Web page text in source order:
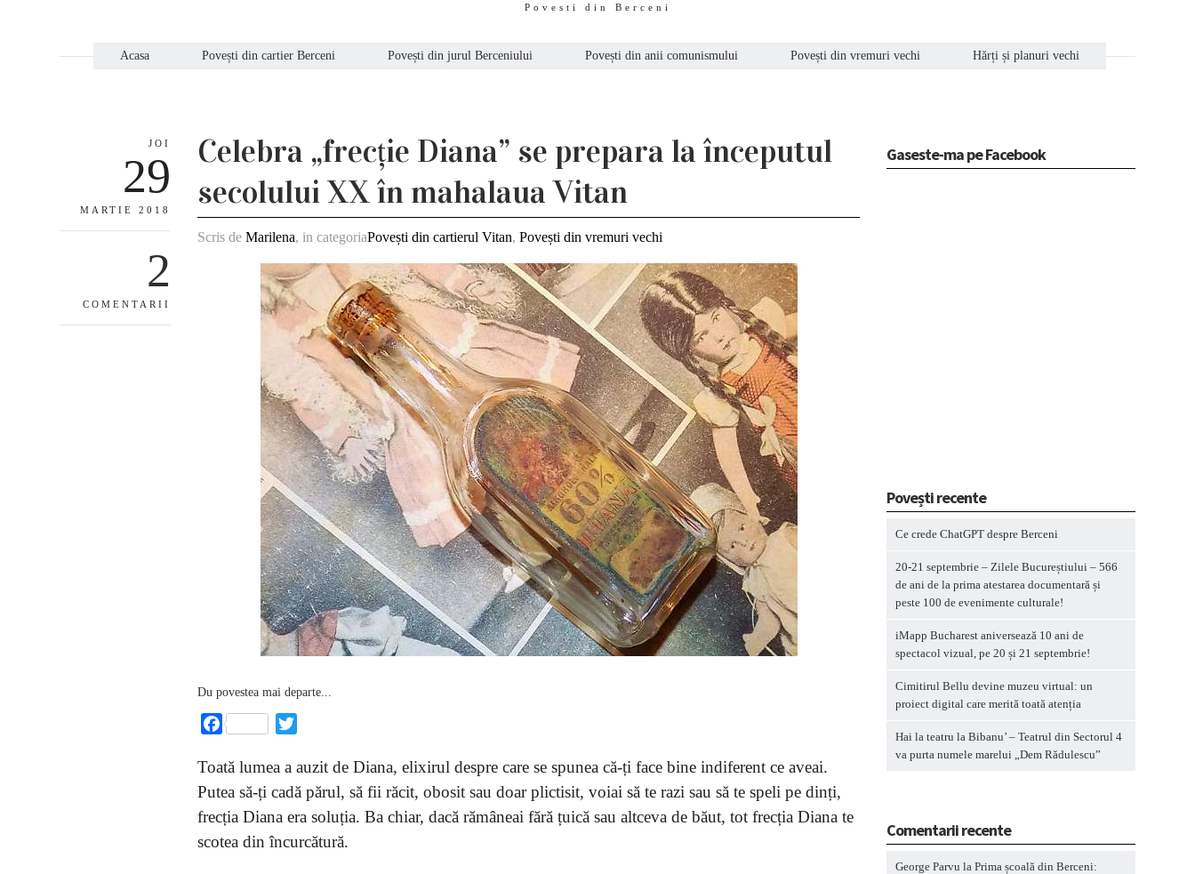
Povesti din Berceni
Acasa Povești din cartier Berceni Povești din jurul Berceniului Povești din anii comunismului Povești din vremuri vechi Hărți și planuri vechi
JOI
29
MARTIE 2018
2
COMENTARII
Celebra „frecție Diana” se prepara la începutul
secolului XX în mahalaua Vitan
Scris deMarilena, in categoriaPovești din cartierul Vitan,Povești din vremuri vechi
Du povestea mai departe...
Facebook
Toată lumea a auzit de Diana, elixirul despre care se spunea că-ți face bine indiferent ce aveai.
Putea să-ți cadă părul, să fii răcit, obosit sau doar plictisit, voiai să te razi sau să te speli pe dinți,
frecția Diana era soluția. Ba chiar, dacă rămâneai fără țuică sau altceva de băut, tot frecția Diana te
scotea din încurcătură.
Gaseste-ma pe Facebook
Povești recente
Ce crede ChatGPT despre Berceni
20-21 septembrie – Zilele Bucureștiului – 566
de ani de la prima atestarea documentară și
peste 100 de evenimente culturale!
iMapp Bucharest aniversează 10 ani de
spectacol vizual, pe 20 și 21 septembrie!
Cimitirul Bellu devine muzeu virtual: un
proiect digital care merită toată atenția
Hai la teatru la Bibanu’ – Teatrul din Sectorul 4
va purta numele marelui „Dem Rădulescu”
Comentarii recente
George Parvu la Prima școală din Berceni: